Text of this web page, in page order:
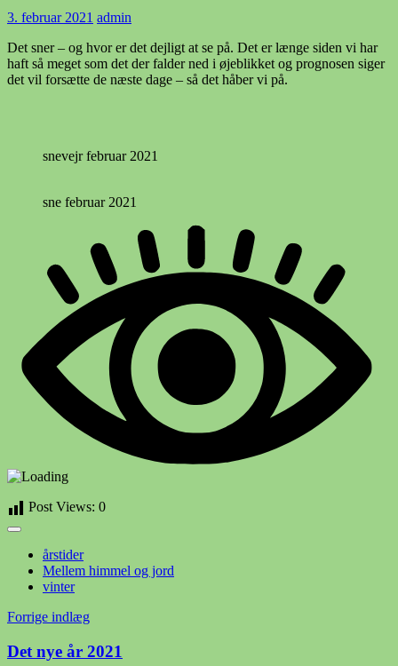
3. februar 2021 admin
Det sner – og hvor er det dejligt at se på. Det er længe siden vi har
haft så meget som det der falder ned i øjeblikket og prognosen siger
det vil forsætte de næste dage – så det håber vi på.
snevejr februar 2021
sne februar 2021
Post Views: 0
årstider
Mellem himmel og jord
vinter
Indlægsnavigation
Forrige indlæg
Det nye år 2021